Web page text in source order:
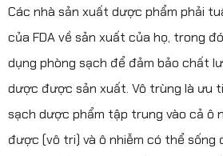
Các nhà sản xuất dược phẩm phải
của FDA về sản xuất của họ, trong
dụng phòng sạch để đảm bảo chất
dược được sản xuất. Vô trùng là ưu
sạch dược phẩm tập trung vào cả ô
được (vô tri) và ô nhiễm có thể sống